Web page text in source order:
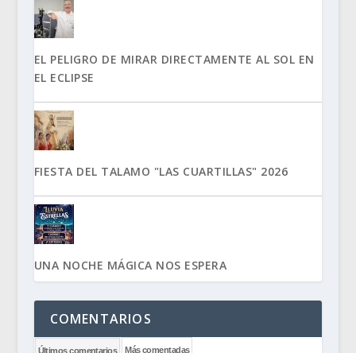
EL PELIGRO DE MIRAR DIRECTAMENTE AL SOL EN
EL ECLIPSE
FIESTA DEL TALAMO "LAS CUARTILLAS" 2026
UNA NOCHE MÁGICA NOS ESPERA
COMENTARIOS
Últimos comentarios Más comentadas